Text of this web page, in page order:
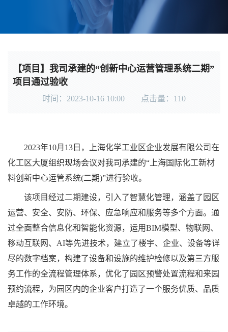
【项目】我司承建的“创新中心运营管理系统二期”
项目通过验收
时间：2023-10-16 10:00 点击量： 110
2023年10月13日，上海化学工业区企业发展有限公司在
化工区大厦组织现场会议对我司承建的“上海国际化工新材
料创新中心运管系统(二期)”进行验收。
该项目经过二期建设，引入了智慧化管理，涵盖了园区
运营、安全、安防、环保、应急响应和服务等多个方面。通
过全面整合信息化和智能化资源，运用BIM模型、物联网、
移动互联网、AI等先进技术，建立了楼宇、企业、设备等详
尽的数字档案，构建了设备和设施的维护检修以及第三方服
务工作的全流程管理体系，优化了园区预警处置流程和来园
预约流程，为园区内的企业客户打造了一个服务优质、品质
卓越的工作环境。